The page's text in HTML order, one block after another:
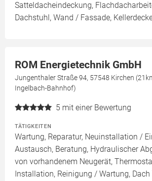
Satteldacheindeckung,
Dachstuhl, Wand / Fassade,
ROM Energietechnik GmbH
Jungenthaler Straße 94, 57548 Kirchen
Ingelbach-Bahnhof)
5 mit einer Bewertung
TÄTIGKEITEN
Wartung, Reparatur, Neuinstallation /
Austausch, Beratung, Hydraulischer
von vorhandenem Neugerät,
Installation, Reinigung / Wartung,